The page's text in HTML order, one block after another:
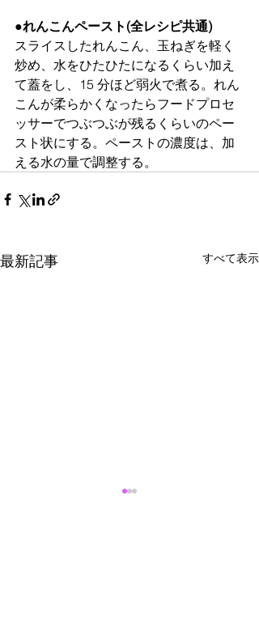
●れんこんペースト(全レシピ共通)
スライスしたれんこん、玉ねぎを軽く
炒め、水をひたひたになるくらい加え
て蓋をし、15 分ほど弱火で煮る。れん
こんが柔らかくなったらフードプロセ
ッサーでつぶつぶが残るくらいのペー
スト状にする。ペーストの濃度は、加
える水の量で調整する。
最新記事 すべて表示